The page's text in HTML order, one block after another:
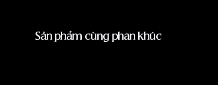
Sản phẩm cùng phân khúc